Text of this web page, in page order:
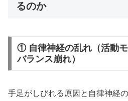
るのか
① 自律神経の乱れ（活動
バランス崩れ）
手足がしびれる原因と自律神経